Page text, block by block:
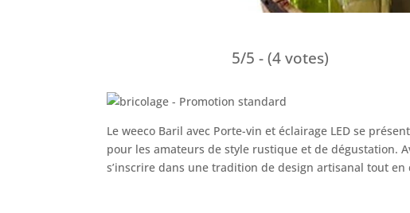
5/5 - (4 votes)
Le weeco Baril avec Porte-vin et éclairage LED se
pour les amateurs de style rustique et de dégustation.
s’inscrire dans une tradition de design artisanal tout